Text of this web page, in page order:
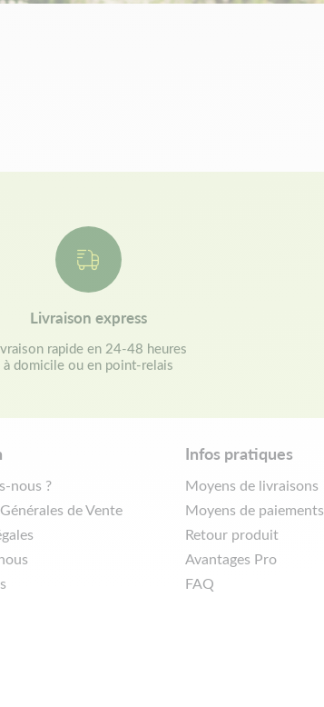
Livraison express
rapide en 24-48 heures
à domicile ou en point-relais
nous ?
de Vente
Infos pratiques
Moyens de livraisons
Moyens de paiements
Retour produit
Avantages Pro
FAQ